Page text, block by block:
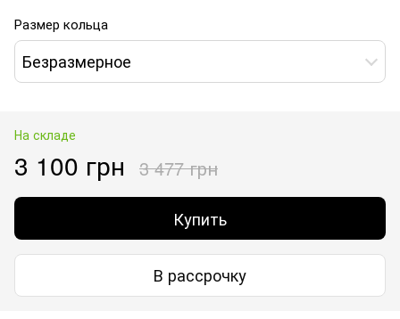
Размер кольца
Безразмерное
На складе
3 100 грн 3 477 грн
Купить
В рассрочку